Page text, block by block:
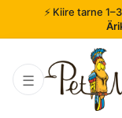
⚡ Kiire tarne